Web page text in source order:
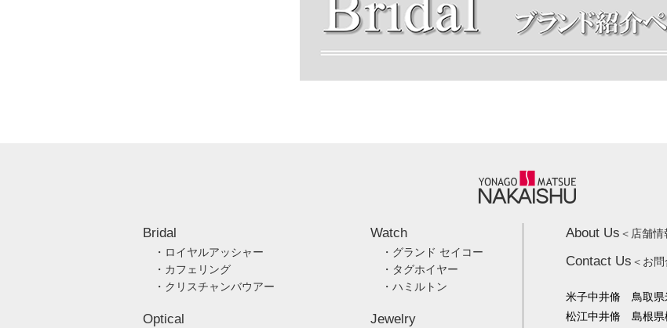
Bridal
・ロイヤルアッシャー
・カフェリング
・クリスチャンバウアー
Watch
・グランド セイコー
・タグホイヤー
・ハミルトン
Optical Jewelry
About Us ＜店舗情
Contact Us ＜お
米子中井脩 鳥取
松江中井脩 島根